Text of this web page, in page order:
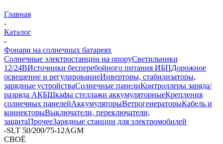
Главная
-
Каталог
-
Фонари на солнечных батареях
Солнечные электростанции на опоруСветильники
12/24ВИсточники бесперебойного питания ИБПДорожное
освещение и регулированиеИнверторы, стабилизаторы,
зарядные устройстваСолнечные панелиКонтроллеры заряда/
разряда АКБШкафы стеллажи аккумуляторныеКрепления
солнечных панелейАккумуляторыВетрогенераторыКабель и
коннекторыВыключатели, переключатели,
защитаПрочееЗарядные станции для электромобилей
-SLT 50/200/75-12AGM
СВОЁ